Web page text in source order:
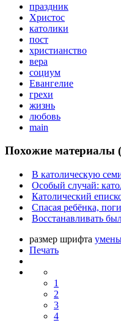
праздник
Христос
католики
пост
христианство
вера
социум
Евангелие
грехи
жизнь
любовь
main
Похожие материалы
В католическую
Особый случай:
Католический
Спасая ребёнка,
Восстанавливать
размер шрифта
Печать
1
2
3
4